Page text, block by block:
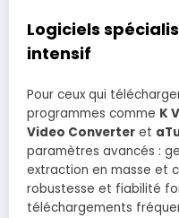
Logiciels
intensif
Pour ceux qui
programmes comme K
Video Converter et
paramètres avancés :
extraction en masse et
robustesse et fiabilité
téléchargements